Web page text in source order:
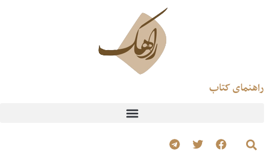
راهنمای کتاب